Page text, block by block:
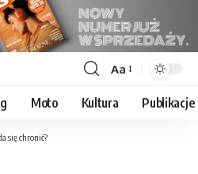
Font
Resizer
Aa
Moto Kultura Publikacje
się chronić?